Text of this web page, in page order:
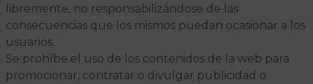
libremente, no responsabilizándose de las
consecuencias que los mismos puedan ocasionar a los
usuarios.
Se prohíbe el uso de los contenidos de la web para
promocionar, contratar o divulgar publicidad o